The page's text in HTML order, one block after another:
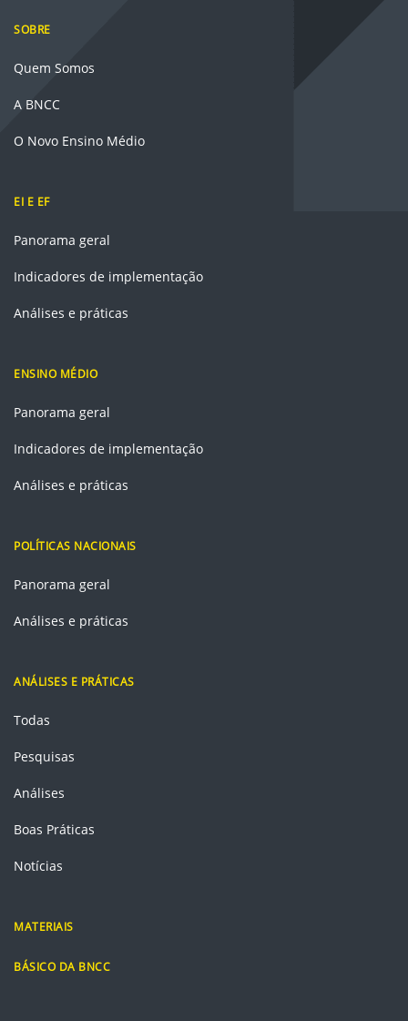
SOBRE
Quem Somos
A BNCC
O Novo Ensino Médio
EI E EF
Panorama geral
Indicadores de implementação
Análises e práticas
ENSINO MÉDIO
Panorama geral
Indicadores de implementação
Análises e práticas
POLÍTICAS NACIONAIS
Panorama geral
Análises e práticas
ANÁLISES E PRÁTICAS
Todas
Pesquisas
Análises
Boas Práticas
Notícias
MATERIAIS
BÁSICO DA BNCC